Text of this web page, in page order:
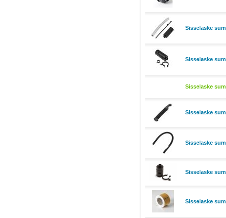
Sisselaske
Sisselaske
Sisselaske
Sisselaske
Sisselaske
Sisselaske
Sisselaske